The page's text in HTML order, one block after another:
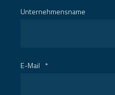
Unternehmensname
E-Mail *